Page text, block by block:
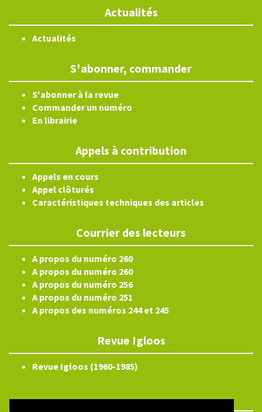
Actualités
Actualités
S'abonner, commander
S'abonner à la revue
Commander un numéro
En librairie
Appels à contribution
Appels en cours
Appel clôturés
Caractéristiques techniques des articles
Courrier des lecteurs
A propos du numéro 260
A propos du numéro 260
A propos du numéro 256
A propos du numéro 251
A propos des numéros 244 et 245
Revue Igloos
Revue Igloos (1960-1985)